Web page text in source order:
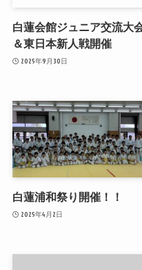
白蓮会館ジュニア交流大
＆東日本新人戦開催
2025年9月30日
白蓮浦和祭り開催！！
2025年4月2日